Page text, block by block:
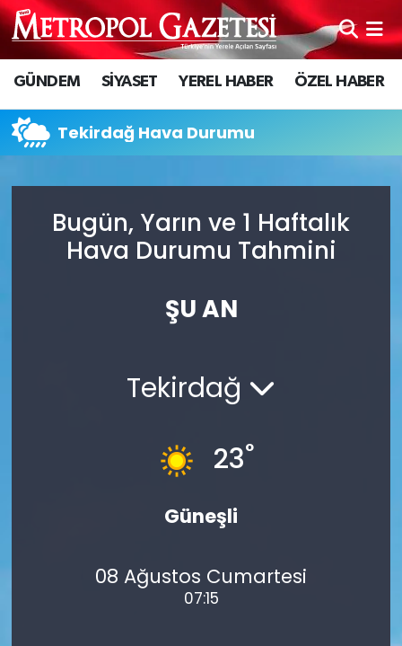
GÜNDEM SİYASET YEREL HABER ÖZEL HABER
Tekirdağ Hava Durumu
Bugün, Yarın ve 1 Haftalık
Hava Durumu Tahmini
ŞU AN
Tekirdağ
23°
Güneşli
08 Ağustos Cumartesi
07:15
Hava Durumu
Trafik Durumu
Süper Lig Puan Durumu ve Fikstür
Son Dakika Haberleri